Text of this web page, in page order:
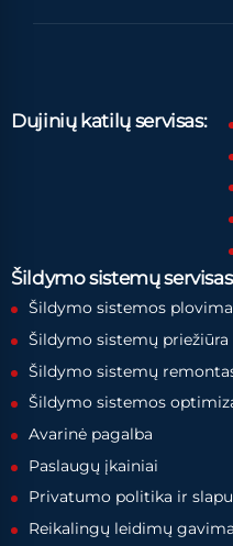
Dujinių katilų servisas:
Šildymo sistemų
Šildymo sistemos
Šildymo sistemų priežiūra
Šildymo sistemų
Šildymo sistemos
Avarinė pagalba
Paslaugų įkainiai
Privatumo politika ir
Reikalingų leidimų